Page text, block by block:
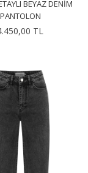
BEYAZ DENIM
PANTOLON
TL